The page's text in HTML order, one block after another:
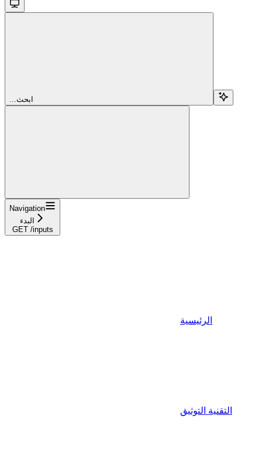
...ابحث
Navigation
البدء
GET /inputs
الرئيسية
التقنية التوثيق